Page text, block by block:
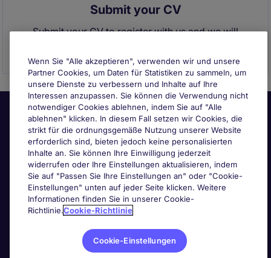
Submit your CV
Submit your CV to register with us and we will
Nützliche Links
Nach Berufsfeld suchen
Haben Sie Personalbedarf?
Wenn Sie "Alle akzeptieren", verwenden wir und unsere
Partner Cookies, um Daten für Statistiken zu sammeln, um
unsere Dienste zu verbessern und Inhalte auf Ihre
Interessen anzupassen. Sie können die Verwendung nicht
notwendiger Cookies ablehnen, indem Sie auf "Alle
ablehnen" klicken. In diesem Fall setzen wir Cookies, die
strikt für die ordnungsgemäße Nutzung unserer Website
erforderlich sind, bieten jedoch keine personalisierten
Inhalte an. Sie können Ihre Einwilligung jederzeit
widerrufen oder Ihre Einstellungen aktualisieren, indem
Sie auf "Passen Sie Ihre Einstellungen an" oder "Cookie-
Einstellungen" unten auf jeder Seite klicken. Weitere
Informationen finden Sie in unserer Cookie-
Richtlinie.Cookie-Richtlinie
Cookie-Einstellungen